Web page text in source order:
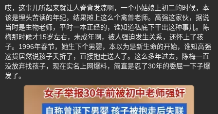
哎，这事儿听起来就让人脊背发凉啊，一个小姑娘上初二的时候，本
该是埋头苦读的年纪，结果摊上这么个禽兽老师。高强这家伙，据说
当时是生物老师，平时一本正经的，谁知道私底下干出这种事儿。陈
梅那时候才15岁左右，未成年啊，被人强迫发生关系，还怀上了孩
子。1996年春节，她生下个男婴，本以为是新生命的开始，谁知高强
这货居然说孩子夭折了，直接抱走送人了。这么多年过去，陈梅一直
没放弃找孩子，现在实名上网爆料，简直是忍了30年的委屈一下子爆
发了。